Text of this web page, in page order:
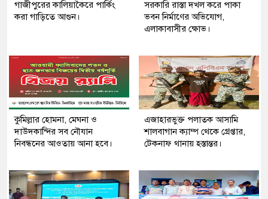
গাজীপুরের কালিয়াকৈরে পার্কিং
করা গাড়িতে আগুন।
সরকারি রাস্তা দখল করে পাকা
ভবন নির্মাণের অভিযোগ,
এলাকাবাসীর ক্ষোভ।
কুমিল্লার হোমনা, মেঘনা ও
দাউদকান্দির সব নৌযান
নিবন্ধনের আওতায় আনা হবে।
এজাহারভুক্ত পলাতক আসামি
শালবাগান ক্যাম্প থেকে গ্রেপ্তার,
টেকনাফ থানায় হস্তান্তর।